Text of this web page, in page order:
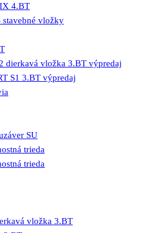
4.BT
stavebné vložky
dierkavá vložka 3.BT výpredaj
S1 3.BT výpredaj
SU
trieda
trieda
vložka 3.BT